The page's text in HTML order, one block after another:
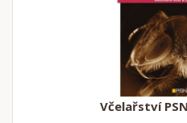
Včelařství